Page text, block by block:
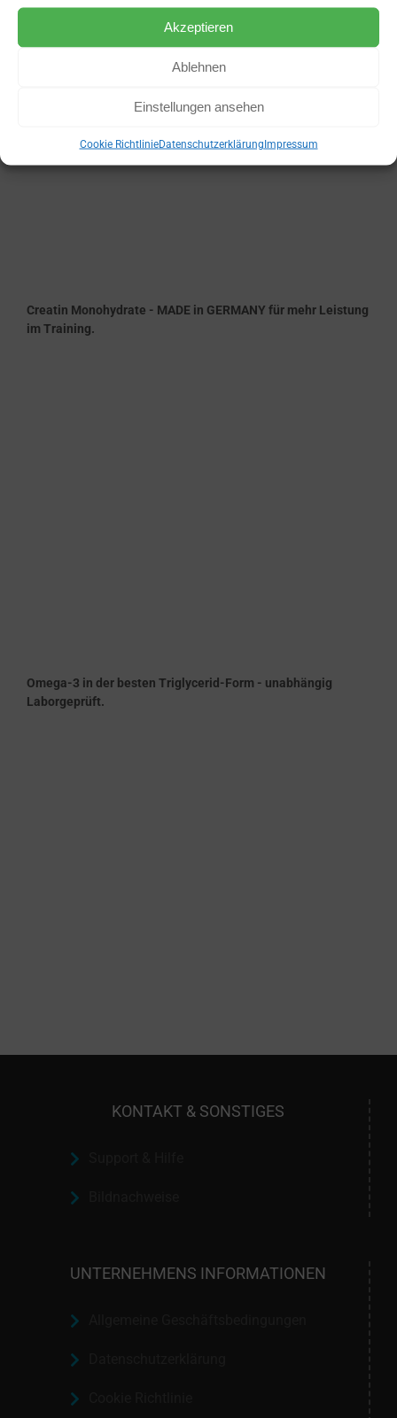
Akzeptieren
Ablehnen
Einstellungen ansehen
Cookie RichtlinieDatenschutzerklärungImpressum
Creatin Monohydrate - MADE in GERMANY für mehr Leistung
im Training.
Omega-3 in der besten Triglycerid-Form - unabhängig
Laborgeprüft.
KONTAKT & SONSTIGES
UNTERNEHMENS INFORMATIONEN